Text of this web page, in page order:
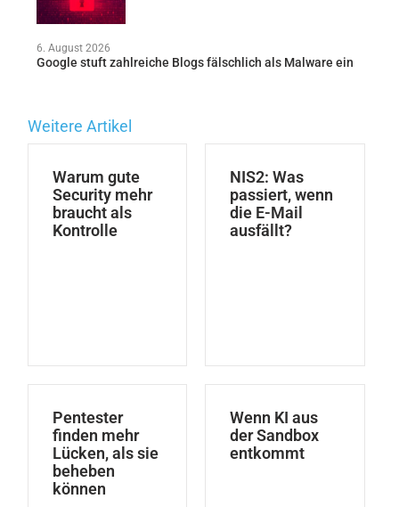
6. August 2026
Google stuft zahlreiche Blogs fälschlich als Malware ein
Weitere Artikel
Warum gute
Security mehr
braucht als
Kontrolle
NIS2: Was
passiert, wenn
die E-Mail
ausfällt?
Pentester
finden mehr
Lücken, als sie
beheben
können
Wenn KI aus
der Sandbox
entkommt